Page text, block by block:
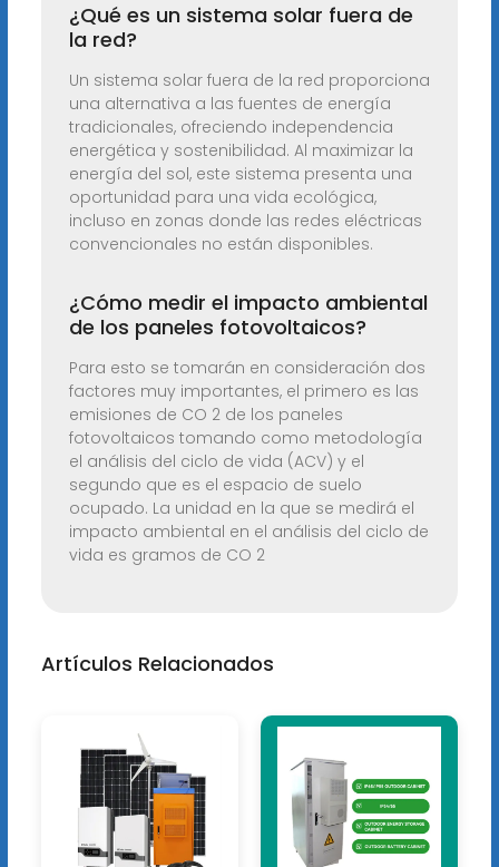
¿Qué es un sistema solar fuera de
la red?
Un sistema solar fuera de la red proporciona
una alternativa a las fuentes de energía
tradicionales, ofreciendo independencia
energética y sostenibilidad. Al maximizar la
energía del sol, este sistema presenta una
oportunidad para una vida ecológica,
incluso en zonas donde las redes eléctricas
convencionales no están disponibles.
¿Cómo medir el impacto ambiental
de los paneles fotovoltaicos?
Para esto se tomarán en consideración dos
factores muy importantes, el primero es las
emisiones de CO 2 de los paneles
fotovoltaicos tomando como metodología
el análisis del ciclo de vida (ACV) y el
segundo que es el espacio de suelo
ocupado. La unidad en la que se medirá el
impacto ambiental en el análisis del ciclo de
vida es gramos de CO 2
Artículos Relacionados